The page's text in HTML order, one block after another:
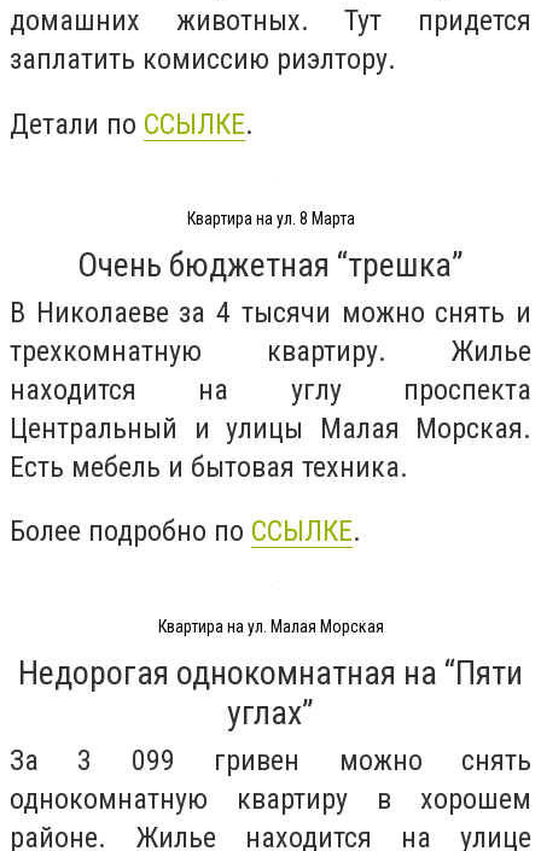
домашних животных. Тут придется
заплатить комиссию риэлтору.
Детали по ССЫЛКЕ.
Квартира на ул. 8 Марта
Очень бюджетная “трешка”
В Николаеве за 4 тысячи можно снять и
трехкомнатную квартиру. Жилье
находится на углу проспекта
Центральный и улицы Малая Морская.
Есть мебель и бытовая техника.
Более подробно по ССЫЛКЕ.
Квартира на ул. Малая Морская
Недорогая однокомнатная на “Пяти
углах”
За 3 099 гривен можно снять
однокомнатную квартиру в хорошем
районе. Жилье находится на улице